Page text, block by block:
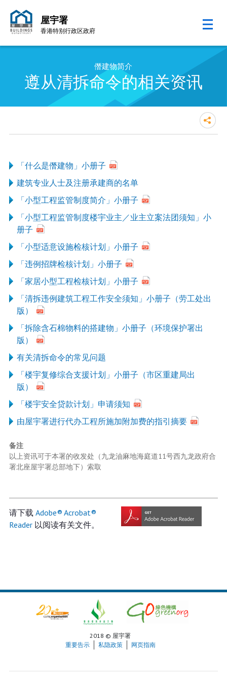
屋宇署
香港特别行政区政府
僭建物简介
遵从清拆命令的相关资讯
「什么是僭建物」小册子
建筑专业人士及注册承建商的名单
「小型工程监管制度简介」小册子
「小型工程监管制度楼宇业主／业主立案法团须知」小
册子
「小型适意设施检核计划」小册子
「违例招牌检核计划」小册子
「家居小型工程检核计划」小册子
「清拆违例建筑工程工作安全须知」小册子（劳工处出
版）
「拆除含石棉物料的搭建物」小册子（环境保护署出
版）
有关清拆命令的常见问题
「楼宇复修综合支援计划」小册子（市区重建局出
版）
「楼宇安全贷款计划」申请须知
由屋宇署进行代办工程所施加附加费的指引摘要
备注
以上资讯可于本署的收发处（九龙油麻地海庭道11号西九龙政府合
署北座屋宇署总部地下）索取
请下载 Adobe® Acrobat®
Reader以阅读有关文件。
2018 © 屋宇署
重要告示
私隐政策 网页指南